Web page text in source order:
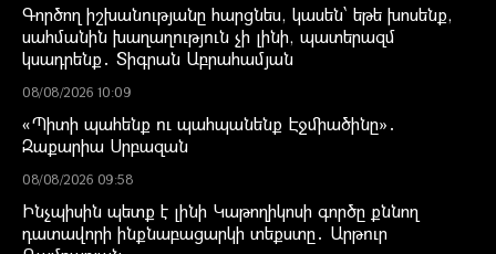
Գործող իշխանությանը հարցնես, կասեն՝ եթե խոսենք,
սահմանին խաղաղություն չի լինի, պատերազմ
կսադրենք․ Տիգրան Աբրահամյան
08/08/2026 10:09
«Պիտի պահենք ու պահպանենք Էջմիածինը»․
Զաքարիա Սրբազան
08/08/2026 09:58
Ինչպիսին պետք է լինի Կաթողիկոսի գործը քննող
դատավորի ինքնաբացարկի տեքստը․ Արթուր